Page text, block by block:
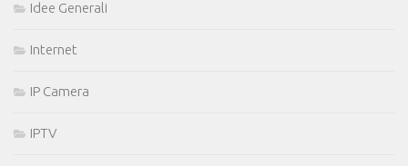
Idee Generali
Internet
IP Camera
IPTV